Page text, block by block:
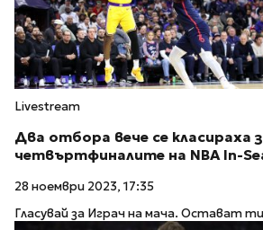
Livestream
Два отбора вече се класираха
четвъртфиналите на NBA In-
28 ноември 2023, 17:35
Гласувай за Играч на мача. Остават